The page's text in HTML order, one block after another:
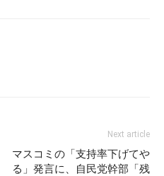
Next article
マスコミの「支持率下げてや
る」発言に、自民党幹部「残